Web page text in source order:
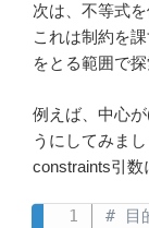
次は、不等式
これは制約を
をとる範囲で探
例えば、中心
うにしてみまし
constraints引数
# 目